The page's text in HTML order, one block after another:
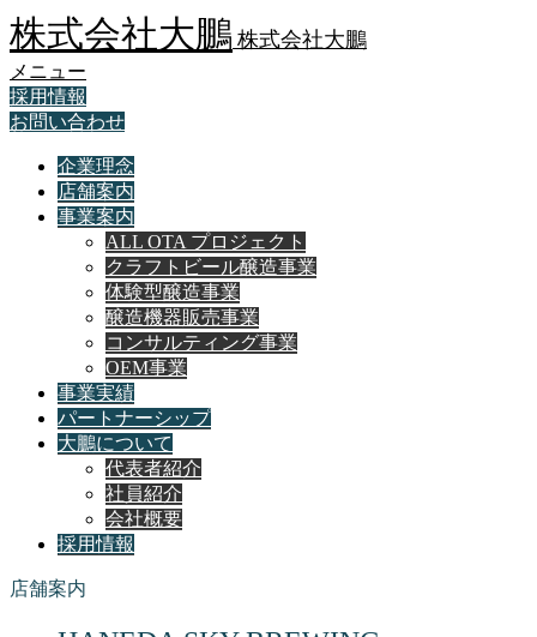
株式会社大鵬 株式会社大鵬
メニュー
採用情報
お問い合わせ
企業理念
店舗案内
事業案内
ALL OTA プロジェクト
クラフトビール醸造事業
体験型醸造事業
醸造機器販売事業
コンサルティング事業
OEM事業
事業実績
パートナーシップ
大鵬について
代表者紹介
社員紹介
会社概要
採用情報
店舗案内